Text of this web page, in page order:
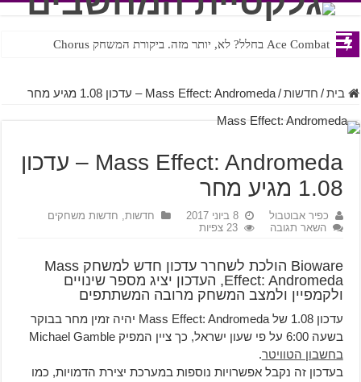
Ace Combat בחלל? לא, יותר מזה. ביקורת המשחק Chorus
Steven Universe והשירים שתורגמו בצורה נוראית לעברית
בית / חדשות / Mass Effect: Andromeda – עדכון 1.08 מגיע מחר
Mass Effect: Andromeda – עדכון
1.08 מגיע מחר
כפיר אבוטבול 8 ביוני 2017 חדשות, חדשות משחקים
השאר תגובה
23 צפיות
Bioware הולכת לשחרר עדכון חדש למשחק Mass
Effect: Andromeda, העדכון יציג מספר שינויים
ולקמפיין ולמצב המשחק מרובה המשתתפים
עדכון 1.08 של Mass Effect: Andromeda יהיה זמין מחר בבוקר
בשעה 6:00 על פי שעון ישראל, כך ציין המפיק Michael Gamble
בחשבון הטוויטר.
בעדכון זה נקבל אפשרויות נוספות במערכת יצירת הדמויות, כמו